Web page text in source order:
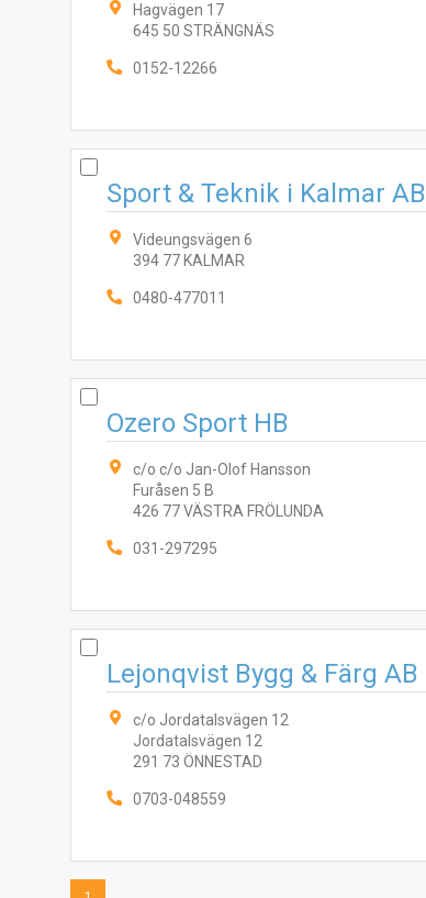
Hagvägen 17
645 50 STRÄNGNÄS
0152-12266
Sport & Teknik i Kalmar AB
Videungsvägen 6
394 77 KALMAR
0480-477011
Ozero Sport HB
c/o c/o Jan-Olof Hansson
Furåsen 5 B
426 77 VÄSTRA FRÖLUNDA
031-297295
Lejonqvist Bygg & Färg AB
c/o Jordatalsvägen 12
Jordatalsvägen 12
291 73 ÖNNESTAD
0703-048559